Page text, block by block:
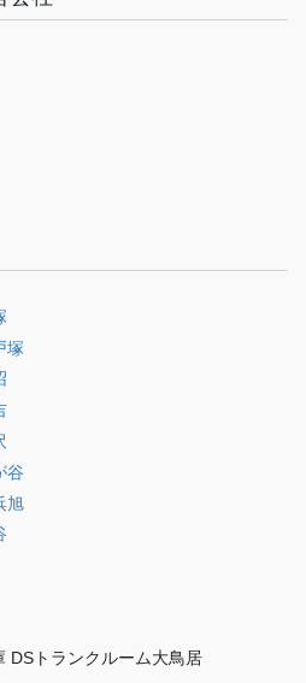
塚
谷
旭
DSトランクルーム大鳥居